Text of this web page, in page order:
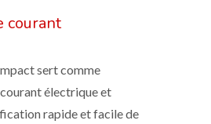
courant
sert comme
électrique et
rapide et facile de